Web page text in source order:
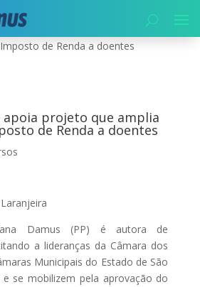
Juliana Damus apoia projeto que
de Renda a doentes
apoia projeto que amplia
de Renda a doentes
Damus (PP) é autora de
a lideranças da Câmara dos
Municipais do Estado de São
se mobilizem pela aprovação do